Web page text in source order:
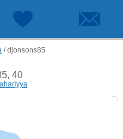
/djonsons85
40